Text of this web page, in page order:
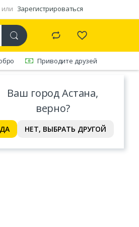
или Зарегистрироваться
Ваш город Астана,
верно?
ДА НЕТ, ВЫБРАТЬ ДРУГОЙ
Приводите друзей